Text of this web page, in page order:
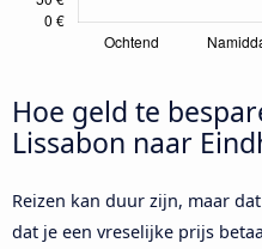
Hoe geld te
Lissabon naar
Reizen kan duur zijn, maar
dat je een vreselijke prijs